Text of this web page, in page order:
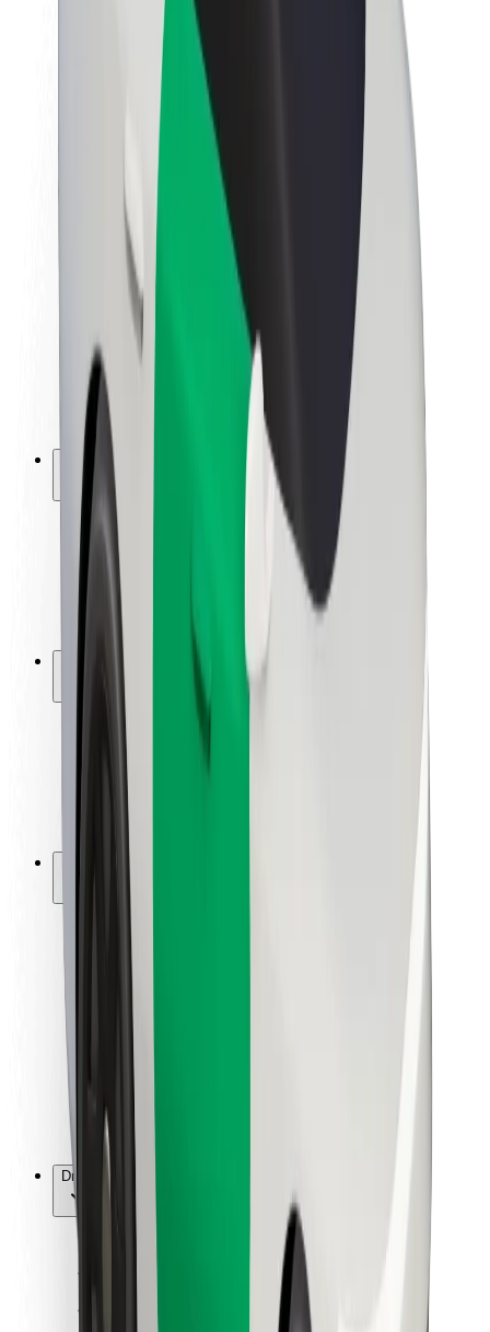
Trajnost pri Boltu
Projekt Zero
Novinarsko središče
Smernice blagovne znamke
Poslanstvo
Odnosi z vlagatelji
Vodstvo
Blagovna znamka
Mediji
Urban Fund
Varnost
Varnost potnikov
Varnost voznikov
Varnost skirojev
Varnostni kotiček
Lokacije
Letališča
Bolt polnilne postaje
Za potnike
Za voznike
Bolt Food
Za lastnike voznih parkov
Za restavracije
Bolt za podjetja
Drugo
Dobavitelji
Pogoji poslovanja